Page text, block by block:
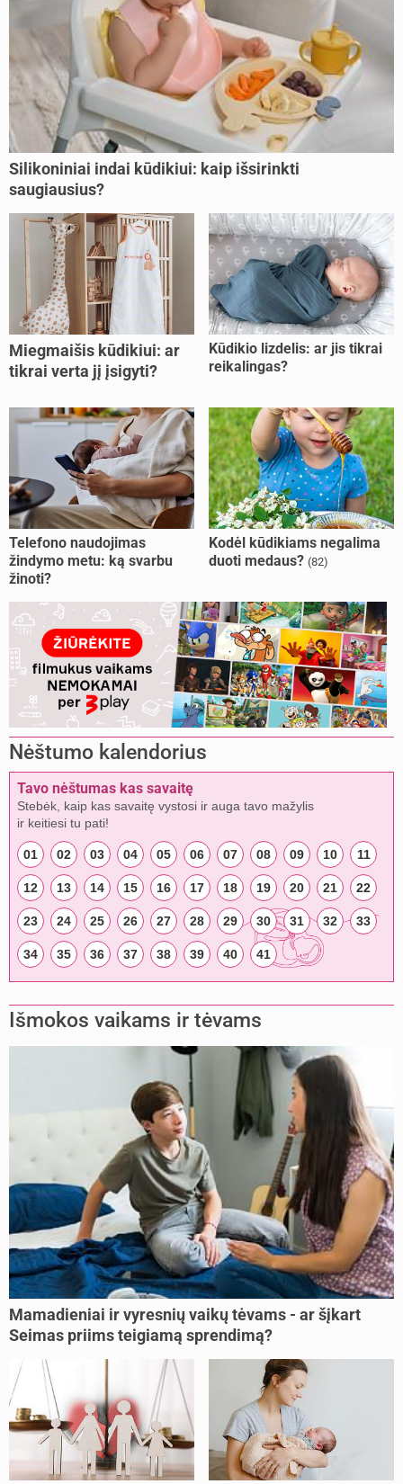
Silikoniniai indai kūdikiui: kaip išsirinkti
saugiausius?
Miegmaišis kūdikiui: ar
tikrai verta jį įsigyti?
Kūdikio lizdelis: ar jis tikrai
reikalingas?
Telefono naudojimas
žindymo metu: ką svarbu
žinoti?
Kodėl kūdikiams negalima
duoti medaus? (82)
Nėštumo kalendorius
Tavo nėštumas kas savaitę
Stebėk, kaip kas savaitę vystosi ir auga tavo mažylis
ir keitiesi tu pati!
01 02 03 04 05 06 07 08 09 10 11
12 13 14 15 16 17 18 19 20 21 22
23 24 25 26 27 28 29 30 31 32 33
34 35 36 37 38 39 40 41
Išmokos vaikams ir tėvams
Mamadieniai ir vyresnių vaikų tėvams - ar šįkart
Seimas priims teigiamą sprendimą?